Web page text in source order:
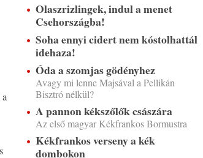
Olaszrizlingek, indul a menet
Csehországba!
Soha ennyi cidert nem kóstolhattál
idehaza!
Óda a szomjas gödényhez
Avagy mi lenne Majsával a Pellikán
Bisztró nélkül?
A pannon kékszőlők császára
Az első magyar Kékfrankos Bormustra
Kékfrankos verseny a kék
dombokon